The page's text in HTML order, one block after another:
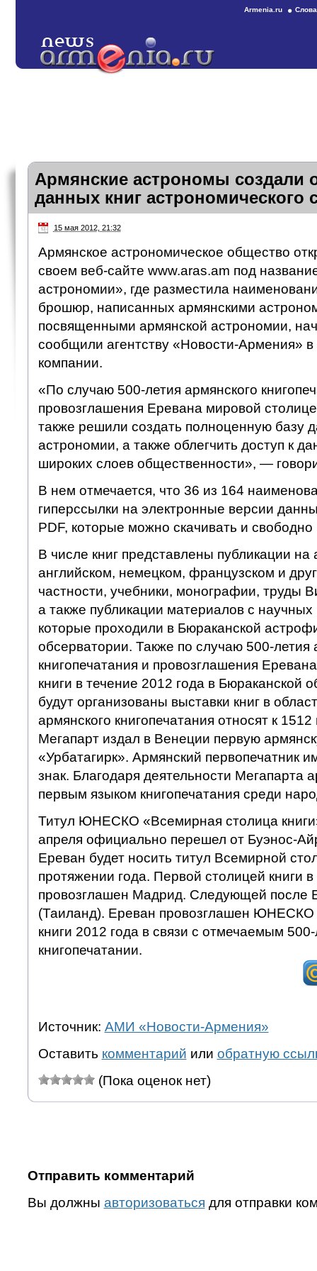
Armenia.ru
Армянские астрономы создали
данных книг астрономического
15 мая 2012, 21:32
Армянское астрономическое общество
своем веб-сайте www.aras.am под
астрономии», где разместила
брошюр, написанных армянскими
посвященными армянской астрономии,
сообщили агентству «Новости-Армения»
компании.
«По случаю 500-летия армянского
провозглашения Еревана мировой
также решили создать полноценную базу
астрономии, а также облегчить доступ к
широких слоев общественности», —
В нем отмечается, что 36 из 164
гиперссылки на электронные версии
PDF, которые можно скачивать и свободно
В числе книг представлены публикации на
английском, немецком, французском и
частности, учебники, монографии, труды
а также публикации материалов с
которые проходили в Бюраканской
обсерватории. Также по случаю 500-летия
книгопечатания и провозглашения
книги в течение 2012 года в Бюраканской
будут организованы выставки книг в
армянского книгопечатания относят к 1512
Мегапарт издал в Венеции первую
«Урбатагирк». Армянский первопечатник
знак. Благодаря деятельности Мегапарта
первым языком книгопечатания среди
Титул ЮНЕСКО «Всемирная столица
апреля официально перешел от Буэнос-
Ереван будет носить титул Всемирной
протяжении года. Первой столицей книги
провозглашен Мадрид. Следующей после
(Таиланд). Ереван провозглашен ЮНЕСКО
книги 2012 года в связи с отмечаемым
книгопечатании.
Источник: АМИ «Новости-Армения»
Оставить комментарий или обратную
(Пока оценок нет)
Отправить комментарий
Вы должны авторизоваться для отправки